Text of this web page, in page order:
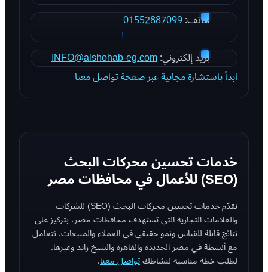
هاتف:01552887099
بريد إلكتروني:INFO@alshohab-eg.com
ابدأ باستشارة مجانية عبر صفحة تواصل معنا
خدمات تحسين محركات البحث
(SEO) للأعمال في محافظات مصر
نقدّم خدمات تحسين محركات البحث (SEO) للشركات
والعلامات التجارية التي تستهدف محافظات مصر، بتركيز على
نتائج قابلة للقياس ونمو حقيقي في العملاء والمبيعات. نتعامل
مع أنشطة في مصر الجديدة والقاهرة والشيخ زايد وغيرها.
لطلب خطة مناسبة لنشاطكتواصل معنا.